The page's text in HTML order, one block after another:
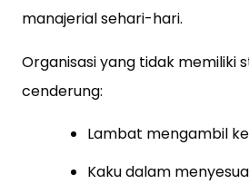
manajerial sehari-hari.
Organisasi yang tidak memiliki
cenderung:
Lambat mengambil
Kaku dalam